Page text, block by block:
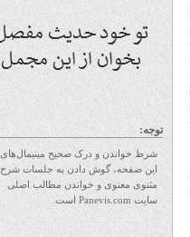
توجه:
شرط خواندن و درک صحیح مینیمال‌های
این صفحه، گوش دادن به جلسات شرح
مثنوی معنوی و خواندن مطالب اصلی
سایت Panevis.com است.